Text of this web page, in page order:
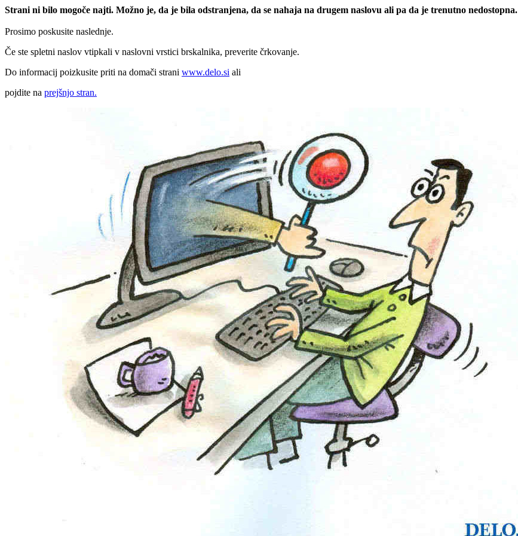
Strani ni bilo mogoče najti. Možno je, da je bila odstranjena, da se nahaja na drugem naslovu ali pa da je trenutno nedostopna.
Prosimo poskusite naslednje.
Če ste spletni naslov vtipkali v naslovni vrstici brskalnika, preverite črkovanje.
Do informacij poizkusite priti na domači strani www.delo.si ali
pojdite na prejšnjo stran.